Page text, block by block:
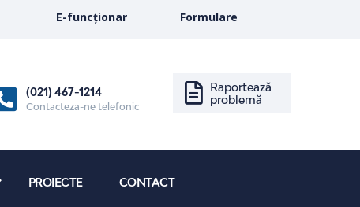
E-funcționar Formulare
(021) 467-1214
Contacteza-ne telefonic
Raportează
problemă
PROIECTE CONTACT